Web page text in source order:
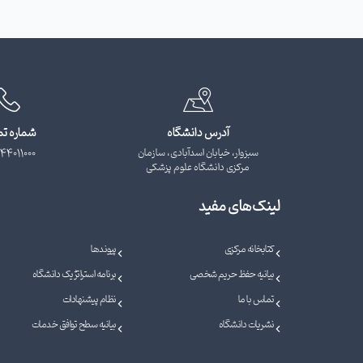
آدرس دانشگاه
سبزوار، خیابان اسدآبادی، سازمان
مرکزی دانشگاه علوم پزشکی
شماره
لینک‌های مفید
کتابخانه مرکزی
پیوندها
بیانیه حفظ حریم شخصی
برنامه استراتژیک دانشگاه
تماس با ما
نظام پیشنهادات
نشریات دانشگاه
بیانیه سطح توافق خدمات